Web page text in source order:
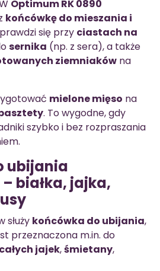
Optimum RK 0890
końcówkę do mieszania i
się przy ciastach na
sernika (np. z sera), a także
ziemniaków na
mielone mięso na
. To wygodne, gdy
szybko i bez rozpraszania
ubijania
białka, jajka,
służy końcówka do ubijania,
przeznaczona m.in. do
całych jajek,śmietany,